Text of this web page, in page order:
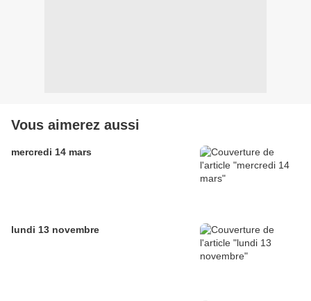
Vous aimerez aussi
mercredi 14 mars
lundi 13 novembre